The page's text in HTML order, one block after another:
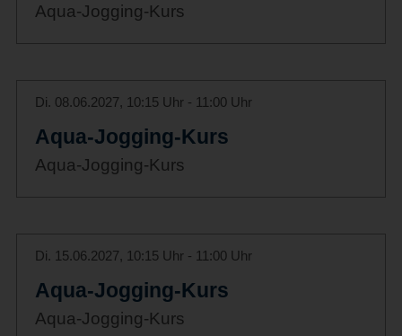
Aqua-Jogging-Kurs
Di. 08.06.2027, 10:15 Uhr - 11:00 Uhr
Aqua-Jogging-Kurs
Aqua-Jogging-Kurs
Di. 15.06.2027, 10:15 Uhr - 11:00 Uhr
Aqua-Jogging-Kurs
Aqua-Jogging-Kurs